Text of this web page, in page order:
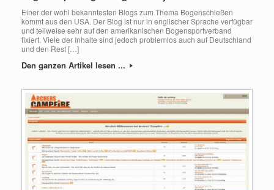
Einer der wohl bekanntesten Blogs zum Thema Bogenschießen
kommt aus den USA. Der Blog ist nur in englischer Sprache verfügbar
und teilweise sehr auf den amerikanischen Bogensportverband
fixiert. Viele der Inhalte sind jedoch problemlos auch auf Deutschland
und den Rest […]
Den ganzen Artikel lesen ...